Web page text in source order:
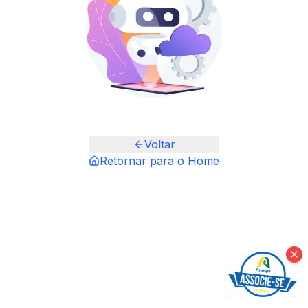
Voltar
Retornar para o Home